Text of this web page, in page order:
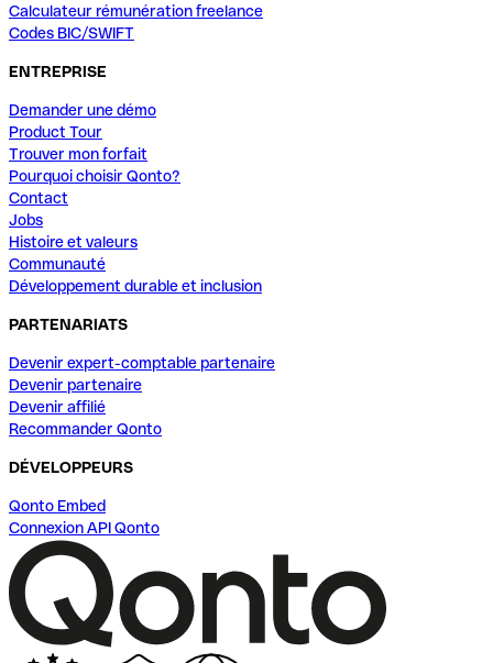
Calculateur rémunération freelance
Codes BIC/SWIFT
ENTREPRISE
Demander une démo
Product Tour
Trouver mon forfait
Pourquoi choisir Qonto?
Contact
Jobs
Histoire et valeurs
Communauté
Développement durable et inclusion
PARTENARIATS
Devenir expert-comptable partenaire
Devenir partenaire
Devenir affilié
Recommander Qonto
DÉVELOPPEURS
Qonto Embed
Connexion API Qonto